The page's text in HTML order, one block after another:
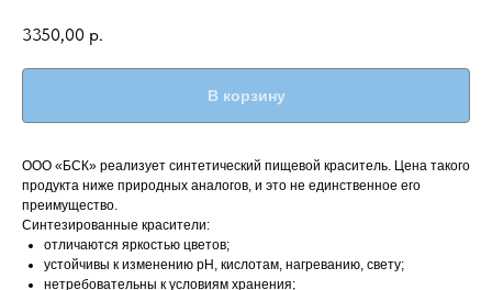
3350,00 р.
В корзину
ООО «БСК» реализует синтетический пищевой краситель. Цена такого
продукта ниже природных аналогов, и это не единственное его
преимущество.
Синтезированные красители:
отличаются яркостью цветов;
устойчивы к изменению pН, кислотам, нагреванию, свету;
нетребовательны к условиям хранения;